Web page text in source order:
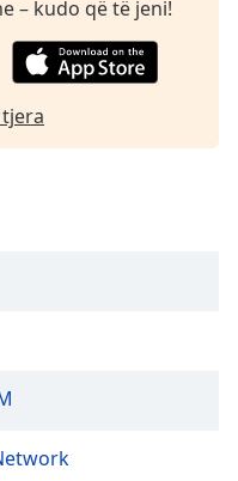
– kudo që të jeni!